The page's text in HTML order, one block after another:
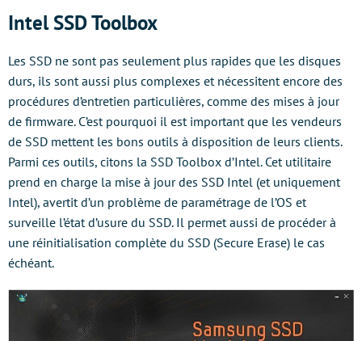
Intel SSD Toolbox
Les SSD ne sont pas seulement plus rapides que les disques
durs, ils sont aussi plus complexes et nécessitent encore des
procédures d’entretien particulières, comme des mises à jour
de firmware. C’est pourquoi il est important que les vendeurs
de SSD mettent les bons outils à disposition de leurs clients.
Parmi ces outils, citons la SSD Toolbox d’Intel. Cet utilitaire
prend en charge la mise à jour des SSD Intel (et uniquement
Intel), avertit d’un problème de paramétrage de l’OS et
surveille l’état d’usure du SSD. Il permet aussi de procéder à
une réinitialisation complète du SSD (Secure Erase) le cas
échéant.